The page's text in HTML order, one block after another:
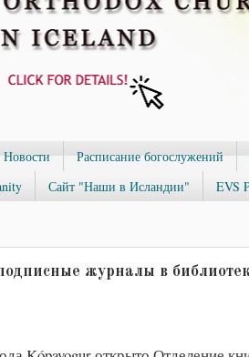
Новости Расписание богослужений
Сайт "Наши в Исландии" EVS
журналы в